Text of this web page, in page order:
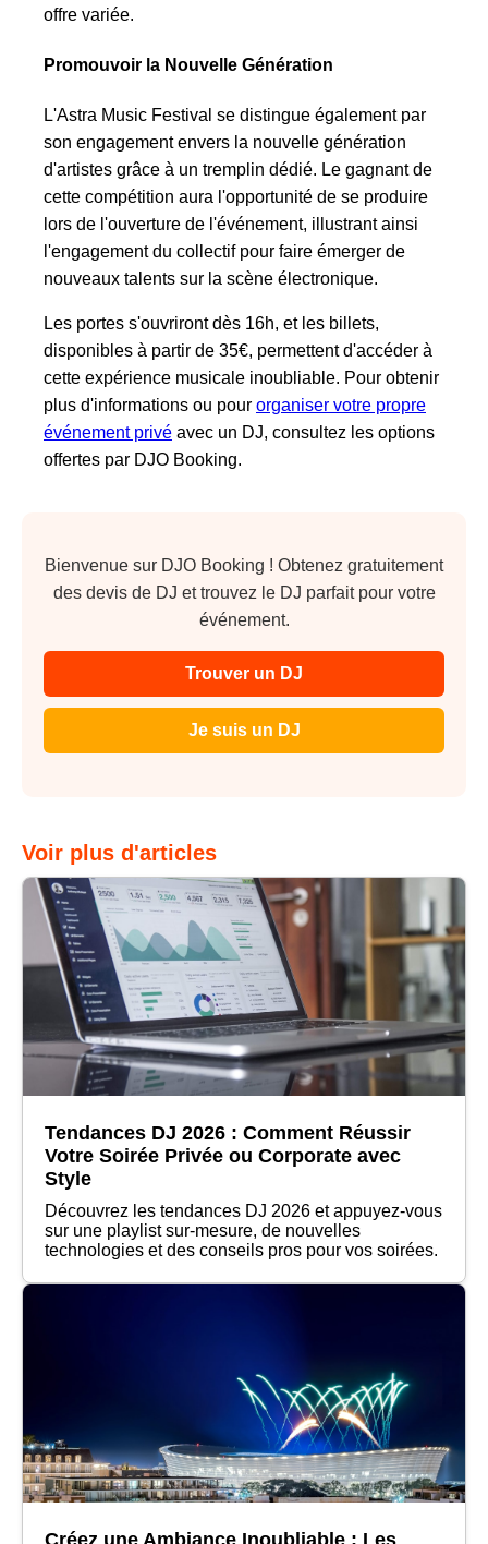
offre variée.
Promouvoir la Nouvelle Génération
L'Astra Music Festival se distingue également par
son engagement envers la nouvelle génération
d'artistes grâce à un tremplin dédié. Le gagnant de
cette compétition aura l'opportunité de se produire
lors de l'ouverture de l'événement, illustrant ainsi
l'engagement du collectif pour faire émerger de
nouveaux talents sur la scène électronique.
Les portes s'ouvriront dès 16h, et les billets,
disponibles à partir de 35€, permettent d'accéder à
cette expérience musicale inoubliable. Pour obtenir
plus d'informations ou pour organiser votre propre
événement privé avec un DJ, consultez les options
offertes par DJO Booking.
Bienvenue sur DJO Booking ! Obtenez gratuitement
des devis de DJ et trouvez le DJ parfait pour votre
événement.
Trouver un DJ
Je suis un DJ
Voir plus d'articles
Tendances DJ 2026 : Comment Réussir
Votre Soirée Privée ou Corporate avec
Style
Découvrez les tendances DJ 2026 et appuyez-vous
sur une playlist sur-mesure, de nouvelles
technologies et des conseils pros pour vos soirées.